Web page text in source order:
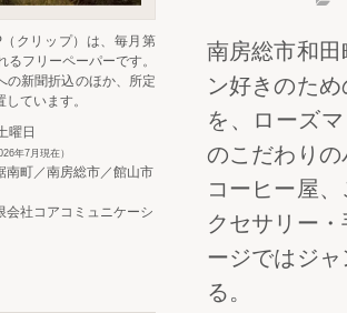
南房総市和
ン好きのた
を、ローズ
のこだわり
コーヒー屋
クセサリー
ージではジ
る。
クリップ）は、毎月第
フリーペーパーです。
の新聞折込のほか、所定
しています。
曜日
年7月現在）
南町／南房総市／館山市
会社コアコミュニケーシ